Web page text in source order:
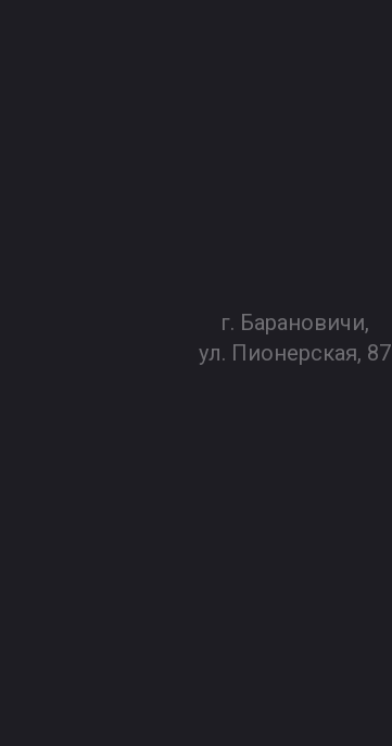
г. Барановичи,
ул. Пионерская, 87